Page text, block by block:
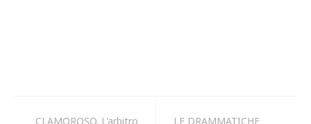
CLAMOROSO. L'arbitro LE DRAMMATICHE